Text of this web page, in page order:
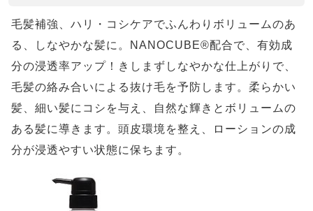
毛髪補強、ハリ・コシケアでふんわりボリュームのあ
る、しなやかな髪に。NANOCUBE®配合で、有効成
分の浸透率アップ！きしまずしなやかな仕上がりで、
毛髪の絡み合いによる抜け毛を予防します。柔らかい
髪、細い髪にコシを与え、自然な輝きとボリュームの
ある髪に導きます。頭皮環境を整え、ローションの成
分が浸透やすい状態に保ちます。